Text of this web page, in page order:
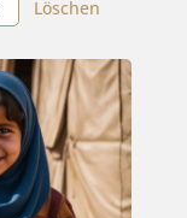
Löschen